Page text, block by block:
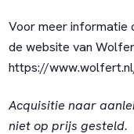
Voor meer informatie
de website van
https://
Acquisitie naar
niet op prijs gesteld.